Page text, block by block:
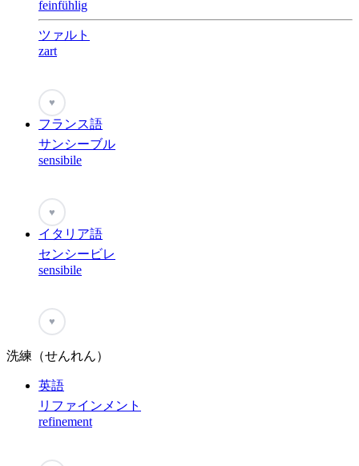
feinfühlig
ツァルト
zart
♥
フランス語
サンシーブル
sensibile
♥
イタリア語
センシービレ
sensibile
♥
洗練（せんれん）
英語
リファインメント
refinement